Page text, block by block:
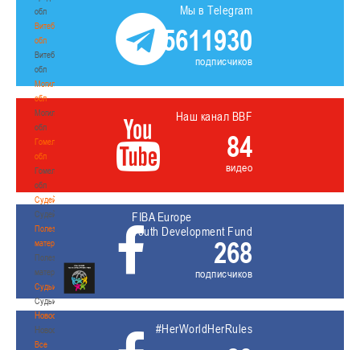
обл
Витебская
обл
Витебская
обл
Могилевская
обл
Могилевская
обл
Гомельская
обл
Гомельская
обл
Судейство
Судейство
Полезные
материалы
Полезные
материалы
Судьи
Судьи
Новости
Новости
Все
Мы в Telegram
5611930
подписчиков
Наш канал BBF
84
видео
FIBA Europe
Youth Development Fund
268
подписчиков
#HerWorldHerRules